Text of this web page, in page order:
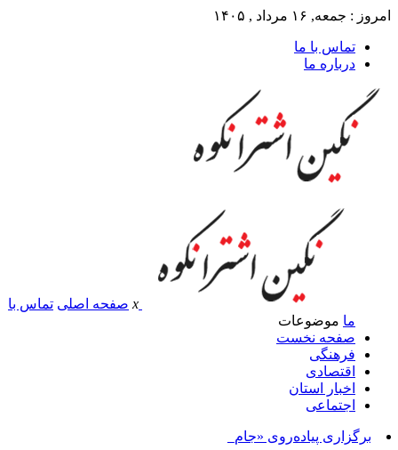
امروز : جمعه, ۱۶ مرداد , ۱۴۰۵
تماس با ما
درباره ما
x صفحه اصلی تماس با
ما موضوعات
صفحه نخست
فرهنگی
اقتصادی
اخبار استان
اجتماعی
برگزاری پیاده‌روی «جاماندگان_